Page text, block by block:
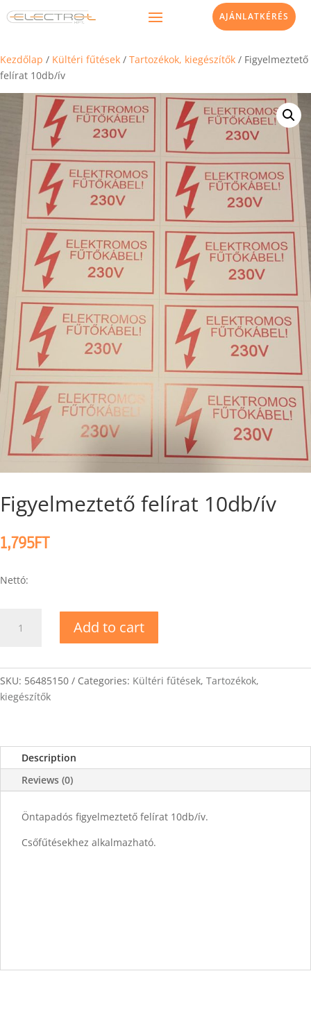
AJÁNLATKÉRÉS
Kezdőlap / Kültéri fűtések / Tartozékok, kiegészítők / Figyelmeztető
felírat 10db/ív
Figyelmeztető felírat 10db/ív
1,795FT
Nettó:
Figyelmeztető
felírat
quantity
Add to cart
SKU: 56485150 Categories: Kültéri fűtések, Tartozékok,
kiegészítők
Description
Reviews (0)
Öntapadós figyelmeztető felírat 10db/ív.
Csőfűtésekhez alkalmazható.